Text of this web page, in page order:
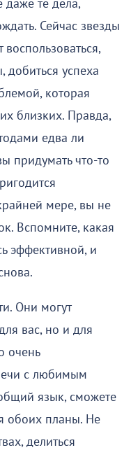
даже те дела,
Сейчас звезды
успеха
которая
близких. Правда,
едва ли
придумать что-то
мере, вы не
Вспомните, какая
эффективной, и
Они могут
вас, но и для
очень
с любимым
язык, сможете
обоих планы. Не
делиться